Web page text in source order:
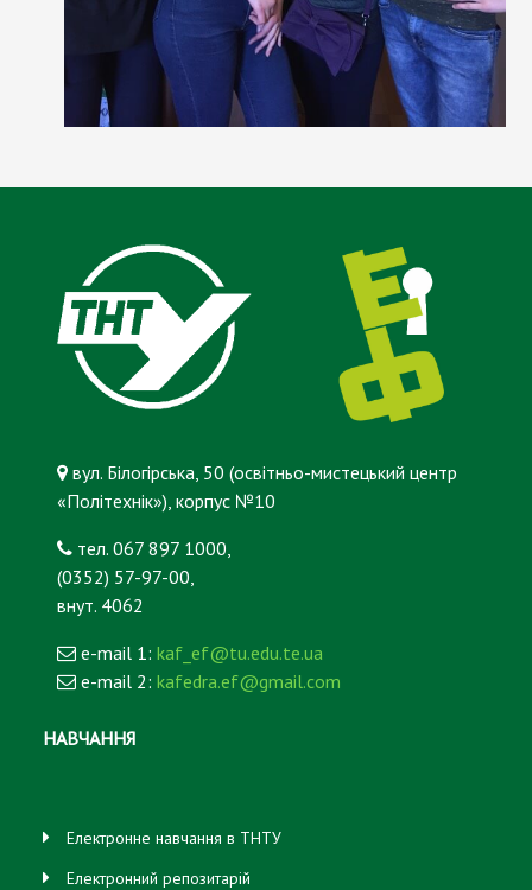
вул. Білогірська, 50 (освітньо-мистецький центр
«Політехнік»), корпус №10
тел. 067 897 1000,
(0352) 57-97-00,
внут. 4062
e-mail 1: kaf_ef@tu.edu.te.ua
e-mail 2: kafedra.ef@gmail.com
НАВЧАННЯ
Електронне навчання в ТНТУ
Електронний репозитарій